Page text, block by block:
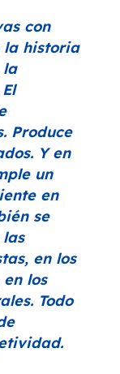
con
la historia
la
Produce
Y en
un
en
se
en los
los
Todo